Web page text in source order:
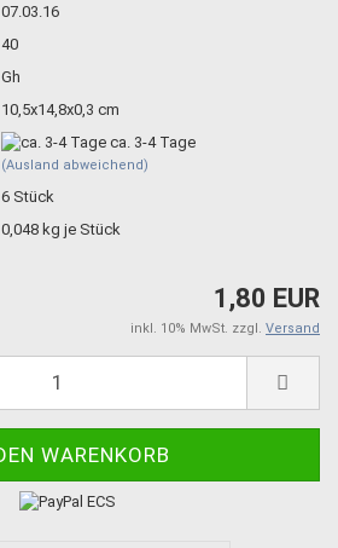
07.03.16
40
Gh
10,5x14,8x0,3 cm
ca. 3-4 Tage
(Ausland abweichend)
6 Stück
0,048 kg je Stück
1,80 EUR
inkl. 10% MwSt. zzgl. Versand